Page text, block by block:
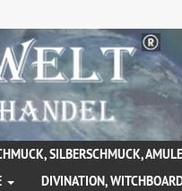
SILBERSCHMUCK,
DIVINATION,